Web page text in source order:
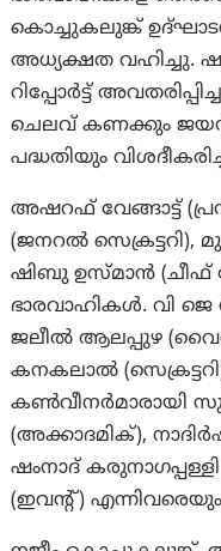
കൊച്ചുകലുങ്ക്
അധ്യക്ഷത വഹിച്ചു.
റിപ്പോര്‍ട്ട്
ചെലവ് കണക്കും
പദ്ധതിയും
അഷറഫ് വേങ്ങാട്ട്
(ജനറല്‍ സെക്രട്ടറി),
ഷിബു ഉസ്മാന്‍ (ചീഫ്
ഭാരവാഹികള്‍. വി ജെ
ജലീല്‍ ആലപ്പുഴ
കനകലാല്‍
കണ്‍വീനര്‍മാരായി
(അക്കാദമിക്),
ഷംനാദ്
(ഇവന്റ്)